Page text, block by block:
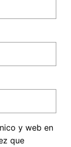
y web en
que